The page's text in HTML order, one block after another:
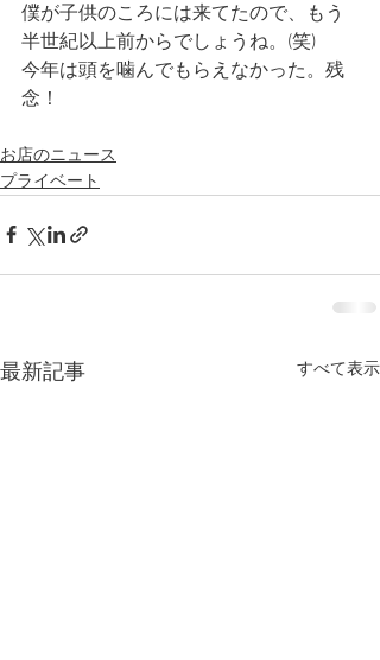
僕が子供のころには来てたので、もう
半世紀以上前からでしょうね。(笑)
今年は頭を噛んでもらえなかった。残
念！
お店のニュース
プライベート
最新記事 すべて表示